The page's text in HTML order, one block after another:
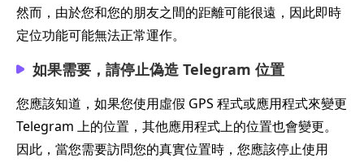
然而，由於您和您的朋友之間的距離可能很遠，因此即時
定位功能可能無法正常運作。
如果需要，請停止偽造 Telegram 位置
您應該知道，如果您使用虛假 GPS 程式或應用程式來變更
Telegram 上的位置，其他應用程式上的位置也會變更。
因此，當您需要訪問您的真實位置時，您應該停止使用